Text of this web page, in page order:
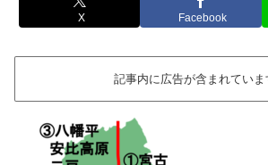
X Facebook
記事内に広告が含まれていま